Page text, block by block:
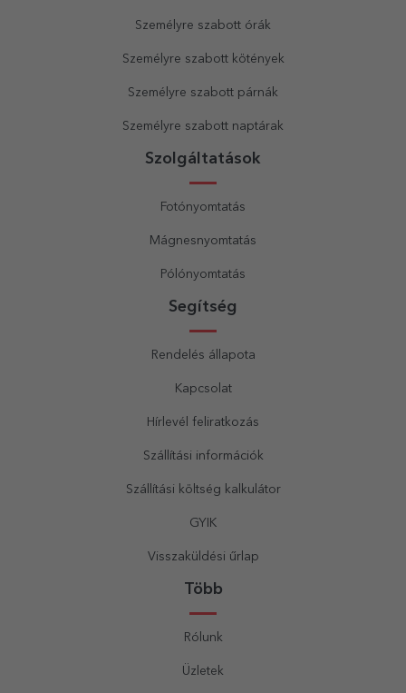
Személyre szabott órák
Személyre szabott kötények
Személyre szabott párnák
Személyre szabott naptárak
Szolgáltatások
Fotónyomtatás
Mágnesnyomtatás
Pólónyomtatás
Segítség
Rendelés állapota
Kapcsolat
Hírlevél feliratkozás
Szállítási információk
Szállítási költség kalkulátor
GYIK
Visszaküldési űrlap
Több
Rólunk
Üzletek